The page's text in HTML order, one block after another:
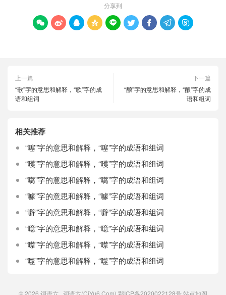
分享到
        
上一篇
“歌”字的意思和解释，“歌”字的成
语和组词
下一篇
“酿”字的意思和解释，“酿”字的成
语和组词
相关推荐
“噻”字的意思和解释，“噻”字的成语和组词
“嚄”字的意思和解释，“嚄”字的成语和组词
“嚆”字的意思和解释，“嚆”字的成语和组词
“噱”字的意思和解释，“噱”字的成语和组词
“噼”字的意思和解释，“噼”字的成语和组词
“噫”字的意思和解释，“噫”字的成语和组词
“噤”字的意思和解释，“噤”字的成语和组词
“噬”字的意思和解释，“噬”字的成语和组词
© 2026 词语六 词语六(CiYu6.Com) 鄂ICP备2020022128号站点地图